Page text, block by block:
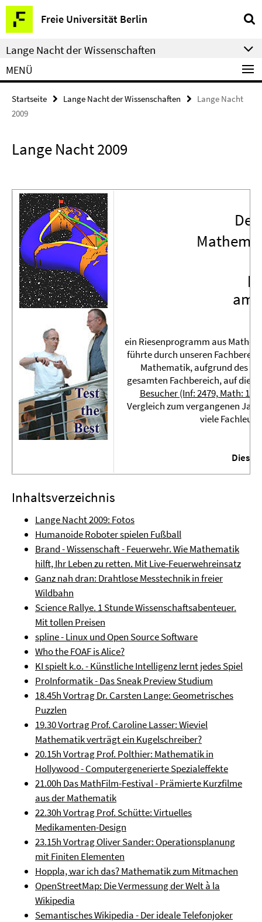
Springe
direkt
zu
Inhalt
Freie Universität Berlin
Service-
Navigation
Lange Nacht der Wissenschaften
MENÜ
Startseite Lange Nacht der Wissenschaften
Lange Nacht
2009
Lange Nacht 2009
am
ein Riesenprogramm aus
führte durch unseren
Mathematik, aufgrund des
gesamten Fachbereich, auf die
Besucher (Inf: 2479, Math:
Vergleich zum vergangenen
viele
Dies
Inhaltsverzeichnis
Lange Nacht 2009: Fotos
Humanoide Roboter spielen Fußball
Brand - Wissenschaft - Feuerwehr. Wie Mathematik
hilft, Ihr Leben zu retten. Mit Live-Feuerwehreinsatz
Ganz nah dran: Drahtlose Messtechnik in freier
Wildbahn
Science Rallye. 1 Stunde Wissenschaftsabenteuer.
Mit tollen Preisen
spline - Linux und Open Source Software
Who the FOAF is Alice?
KI spielt k.o. - Künstliche Intelligenz lernt jedes Spiel
ProInformatik - Das Sneak Preview Studium
18.45h Vortrag Dr. Carsten Lange: Geometrisches
Puzzlen
19.30 Vortrag Prof. Caroline Lasser: Wieviel
Mathematik verträgt ein Kugelschreiber?
20.15h Vortrag Prof. Polthier: Mathematik in
Hollywood - Computergenerierte Spezialeffekte
21.00h Das MathFilm-Festival - Prämierte Kurzfilme
aus der Mathematik
22.30h Vortrag Prof. Schütte: Virtuelles
Medikamenten-Design
23.15h Vortrag Oliver Sander: Operationsplanung
mit Finiten Elementen
Hoppla, war ich das? Mathematik zum Mitmachen
OpenStreetMap: Die Vermessung der Welt à la
Wikipedia
Semantisches Wikipedia - Der ideale Telefonjoker